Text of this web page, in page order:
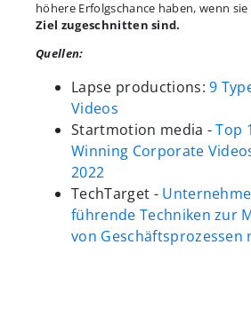
höhere Erfolgschance haben, wenn
Ziel zugeschnitten sind.
Quellen:
Lapse productions:9
Videos
Startmotion media -Top
Winning Corporate
2022
TechTarget -
führende Techniken zur
von Geschäftsprozessen